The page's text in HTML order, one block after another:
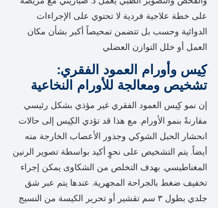
على خطة علاجية فردية لا تحتوي على الإجراءات
الدوائية وحسب بل تتضمن تمحيصاً أكبر بشأن مكان
العمل أو خلل التوازن العضلي
كِيس وأورام العمود الفقري:
تشخيص ومعالجة للأورام النخاعية
إن نمو كِيس العمود الفقري غير مؤذي بشكل رئيسي
مقارنةً بنمو الأورام. مع هذا قد تؤدي الكِيس إلى حالات
انحشار الحبل الشوكي وجذور الأعصاب الخارجة منه
أيضاً. يتم التشخيص على نحوٍ أكيد بواسطة تصوير الرنين
المغناطيسي. بهدف التخلص من الشكاوى يمكن إجراء
تخفيف ضغط بالجراحة المجهرية. عندها يتم عبر شق
جلدي بطول ٣ سم تقشير أو تحرير الكيسة من النسيج